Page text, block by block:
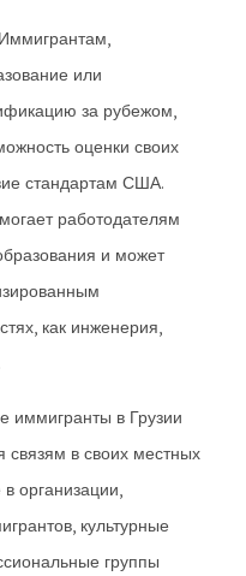
или
за рубежом,
оценки своих
стандартам США.
работодателям
и может
как инженерия,
иммигранты в Грузии
связям в своих местных
организации,
культурные
группы